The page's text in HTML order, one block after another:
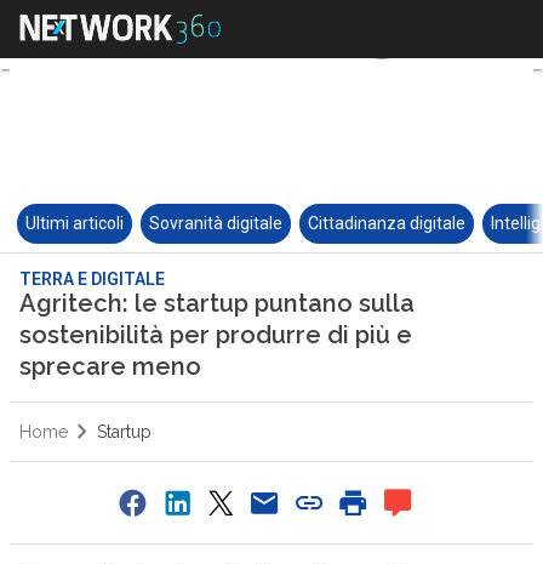
Ultimi articoli Sovranità digitale Cittadinanza digitale
TERRA E DIGITALE
Agritech: le startup puntano sulla
sostenibilità per produrre di più e
sprecare meno
Home Startup